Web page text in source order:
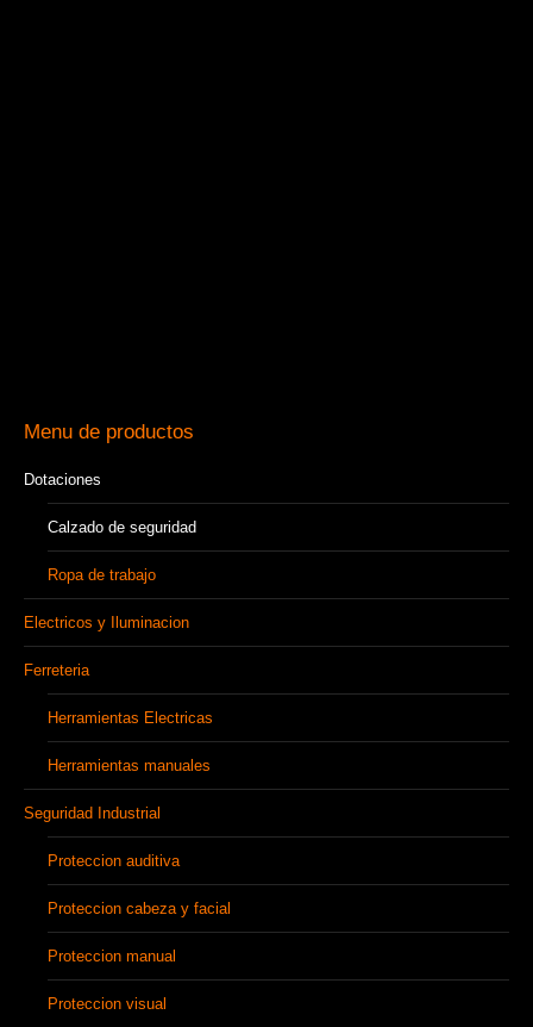
Menu de productos
Dotaciones
Calzado de seguridad
Ropa de trabajo
Electricos y Iluminacion
Ferreteria
Herramientas Electricas
Herramientas manuales
Seguridad Industrial
Proteccion auditiva
Proteccion cabeza y facial
Proteccion manual
Proteccion visual